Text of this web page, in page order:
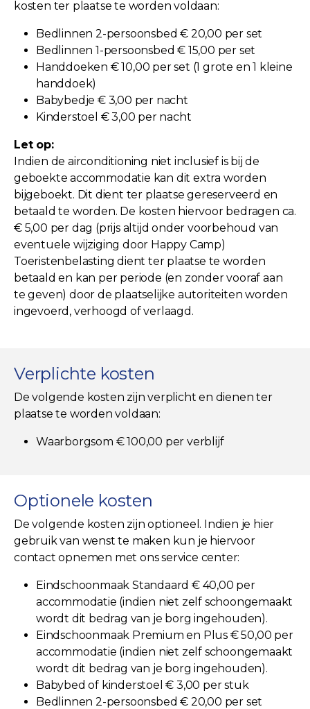
kosten ter plaatse te worden voldaan:
Bedlinnen 2-persoonsbed € 20,00 per set
Bedlinnen 1-persoonsbed € 15,00 per set
Handdoeken € 10,00 per set (1 grote en 1 kleine
handdoek)
Babybedje € 3,00 per nacht
Kinderstoel € 3,00 per nacht
Let op:
Indien de airconditioning niet inclusief is bij de
geboekte accommodatie kan dit extra worden
bijgeboekt. Dit dient ter plaatse gereserveerd en
betaald te worden. De kosten hiervoor bedragen ca.
€ 5,00 per dag (prijs altijd onder voorbehoud van
eventuele wijziging door Happy Camp)
Toeristenbelasting dient ter plaatse te worden
betaald en kan per periode (en zonder vooraf aan
te geven) door de plaatselijke autoriteiten worden
ingevoerd, verhoogd of verlaagd.
Verplichte kosten
De volgende kosten zijn verplicht en dienen ter
plaatse te worden voldaan:
Waarborgsom € 100,00 per verblijf
Optionele kosten
De volgende kosten zijn optioneel. Indien je hier
gebruik van wenst te maken kun je hiervoor
contact opnemen met ons service center:
Eindschoonmaak Standaard € 40,00 per
accommodatie (indien niet zelf schoongemaakt
wordt dit bedrag van je borg ingehouden).
Eindschoonmaak Premium en Plus € 50,00 per
accommodatie (indien niet zelf schoongemaakt
wordt dit bedrag van je borg ingehouden).
Babybed of kinderstoel € 3,00 per stuk
Bedlinnen 2-persoonsbed € 20,00 per set